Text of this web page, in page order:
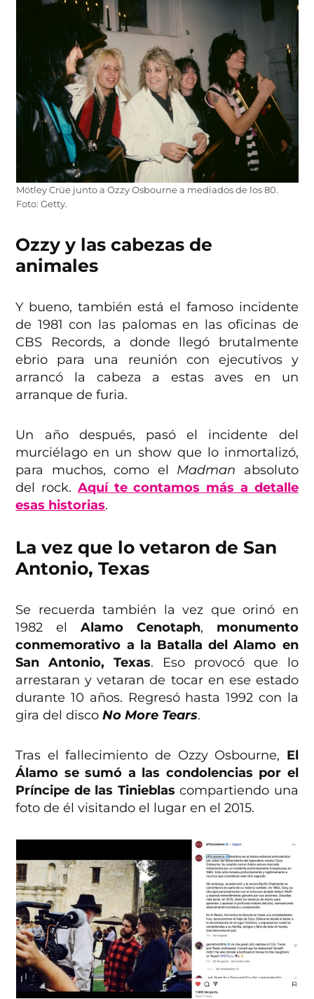
Mötley Crüe junto a Ozzy Osbourne a mediados de los 80.
Foto: Getty.
Ozzy y las cabezas de
animales
Y bueno, también está el famoso incidente
de 1981 con las palomas en las oficinas de
CBS Records, a donde llegó brutalmente
ebrio para una reunión con ejecutivos y
arrancó la cabeza a estas aves en un
arranque de furia.
Un año después, pasó el incidente del
murciélago en un show que lo inmortalizó,
para muchos, como el Madman absoluto
del rock. Aquí te contamos más a detalle
esas historias.
La vez que lo vetaron de San
Antonio, Texas
Se recuerda también la vez que orinó en
1982 el Alamo Cenotaph, monumento
conmemorativo a la Batalla del Alamo en
San Antonio, Texas. Eso provocó que lo
arrestaran y vetaran de tocar en ese estado
durante 10 años. Regresó hasta 1992 con la
gira del discoNo More Tears.
Tras el fallecimiento de Ozzy Osbourne, El
Álamo se sumó a las condolencias por el
Príncipe de las Tinieblas compartiendo una
foto de él visitando el lugar en el 2015.